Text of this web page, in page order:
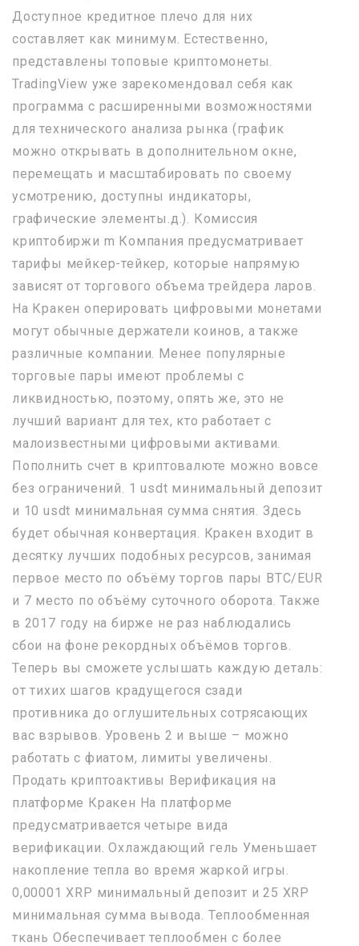
Доступное кредитное плечо для них
составляет как минимум. Естественно,
представлены топовые криптомонеты.
TradingView уже зарекомендовал себя как
программа с расширенными возможностями
для технического анализа рынка (график
можно открывать в дополнительном окне,
перемещать и масштабировать по своему
усмотрению, доступны индикаторы,
графические элементы.д.). Комиссия
криптобиржи m Компания предусматривает
тарифы мейкер-тейкер, которые напрямую
зависят от торгового объема трейдера ларов.
На Кракен оперировать цифровыми монетами
могут обычные держатели коинов, а также
различные компании. Менее популярные
торговые пары имеют проблемы с
ликвидностью, поэтому, опять же, это не
лучший вариант для тех, кто работает с
малоизвестными цифровыми активами.
Пополнить счет в криптовалюте можно вовсе
без ограничений. 1 usdt минимальный депозит
и 10 usdt минимальная сумма снятия. Здесь
будет обычная конвертация. Кракен входит в
десятку лучших подобных ресурсов, занимая
первое место по объёму торгов пары BTC/EUR
и 7 место по объёму суточного оборота. Также
в 2017 году на бирже не раз наблюдались
сбои на фоне рекордных объёмов торгов.
Теперь вы сможете услышать каждую деталь:
от тихих шагов крадущегося сзади
противника до оглушительных сотрясающих
вас взрывов. Уровень 2 и выше – можно
работать с фиатом, лимиты увеличены.
Продать криптоактивы Верификация на
платформе Кракен На платформе
предусматривается четыре вида
верификации. Охлаждающий гель Уменьшает
накопление тепла во время жаркой игры.
0,00001 XRP минимальный депозит и 25 XRP
минимальная сумма вывода. Теплообменная
ткань Обеспечивает теплообмен с более